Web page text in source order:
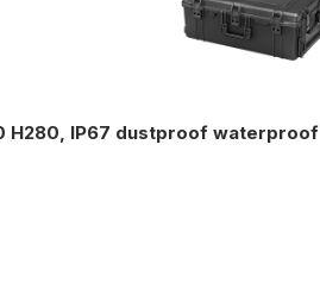
H280, IP67 dustproof waterproof